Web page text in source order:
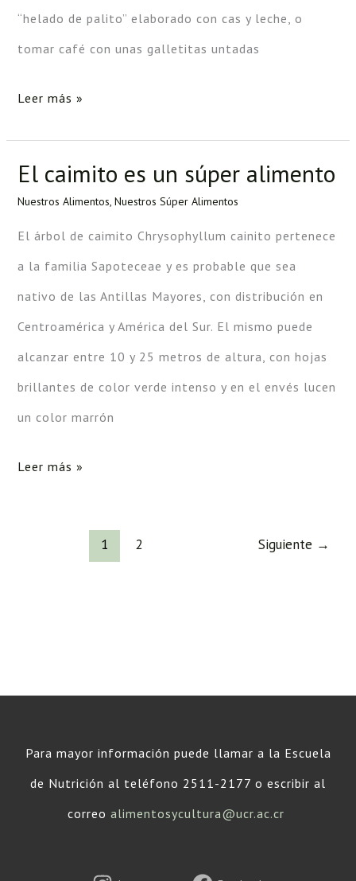
“helado de palito” elaborado con cas y leche, o
tomar café con unas galletitas untadas
Leer más »
El caimito es un súper alimento
Nuestros Alimentos Nuestros Súper Alimentos
El árbol de caimito Chrysophyllum cainito pertenece
a la familia Sapoteceae y es probable que sea
nativo de las Antillas Mayores, con distribución en
Centroamérica y América del Sur. El mismo puede
alcanzar entre 10 y 25 metros de altura, con hojas
brillantes de color verde intenso y en el envés lucen
un color marrón
El
caimito
es
un
súper
alimento
Leer más »
1 2 Siguiente →
Para mayor información puede llamar a la Escuela
de Nutrición al teléfono 2511-2177 o escribir al
correo alimentosycultura@ucr.ac.cr